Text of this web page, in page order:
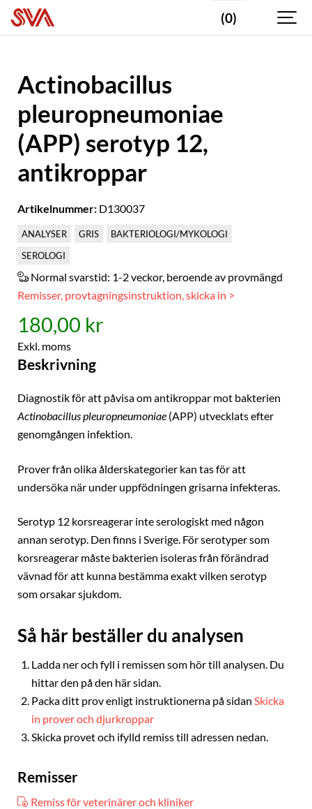
(0)
Actinobacillus
pleuropneumoniae
(APP) serotyp 12,
antikroppar
Artikelnummer: D130037
ANALYSER GRIS
BAKTERIOLOGI/MYKOLOGI
SEROLOGI
Normal svarstid: 1-2 veckor, beroende av provmängd
Remisser, provtagningsinstruktion, skicka in >
180,00 kr
Exkl. moms
Beskrivning
Diagnostik för att påvisa om antikroppar mot bakterien
Actinobacillus pleuropneumoniae (APP) utvecklats efter
genomgången infektion.
Prover från olika ålderskategorier kan tas för att
undersöka när under uppfödningen grisarna infekteras.
Serotyp 12 korsreagerar inte serologiskt med någon
annan serotyp. Den finns i Sverige. För serotyper som
korsreagerar måste bakterien isoleras från förändrad
vävnad för att kunna bestämma exakt vilken serotyp
som orsakar sjukdom.
Så här beställer du analysen
Ladda ner och fyll i remissen som hör till analysen. Du
hittar den på den här sidan.
Packa ditt prov enligt instruktionerna på sidan Skicka
in prover och djurkroppar
Skicka provet och ifylld remiss till adressen nedan.
Remisser
Remiss för veterinärer och kliniker